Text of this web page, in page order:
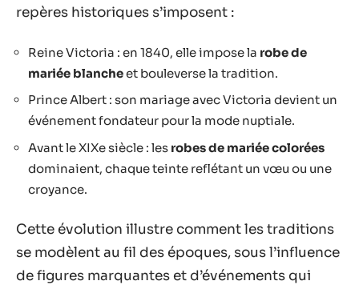
repères historiques s’imposent :
Reine Victoria : en 1840, elle impose la robe de
mariée blancheet bouleverse la tradition.
Prince Albert : son mariage avec Victoria devient un
événement fondateur pour la mode nuptiale.
Avant le XIXe siècle : les robes de mariée colorées
dominaient, chaque teinte reflétant un vœu ou une
croyance.
Cette évolution illustre comment les traditions
se modèlent au fil des époques, sous l’influence
de figures marquantes et d’événements qui